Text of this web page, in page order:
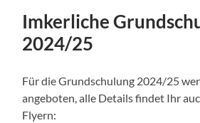
Imkerliche
2024/25
Für die Grundschulung 2024/25
angeboten, alle Details findet Ihr
Flyern: